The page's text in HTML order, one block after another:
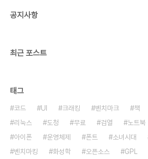
공지사항
최근 포스트
태그
코드 UI 크래킹 벤치마크 책
리눅스
도청 무료 검열 노트북
아이폰
운영체제 폰트 소녀시대
벤치마킹
화성학 오픈소스 GPL